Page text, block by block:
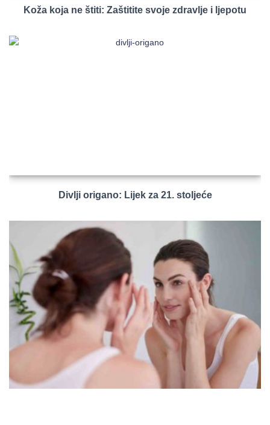
Koža koja ne štiti: Zaštitite svoje zdravlje i ljepotu
Divlji origano: Lijek za 21. stoljeće